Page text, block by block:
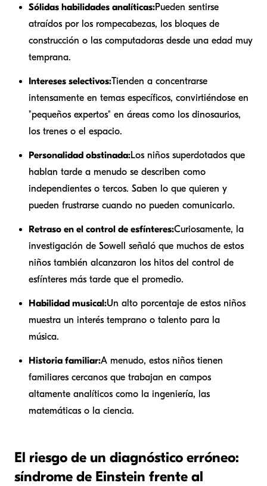
Sólidas habilidades analíticas:Pueden sentirse
atraídos por los rompecabezas, los bloques de
construcción o las computadoras desde una edad muy
temprana.
Intereses selectivos:Tienden a concentrarse
intensamente en temas específicos, convirtiéndose en
"pequeños expertos" en áreas como los dinosaurios,
los trenes o el espacio.
Personalidad obstinada:Los niños superdotados que
hablan tarde a menudo se describen como
independientes o tercos. Saben lo que quieren y
pueden frustrarse cuando no pueden comunicarlo.
Retraso en el control de esfínteres:Curiosamente, la
investigación de Sowell señaló que muchos de estos
niños también alcanzaron los hitos del control de
esfínteres más tarde que el promedio.
Habilidad musical:Un alto porcentaje de estos niños
muestra un interés temprano o talento para la
música.
Historia familiar:A menudo, estos niños tienen
familiares cercanos que trabajan en campos
altamente analíticos como la ingeniería, las
matemáticas o la ciencia.
El riesgo de un diagnóstico erróneo:
síndrome de Einstein frente al